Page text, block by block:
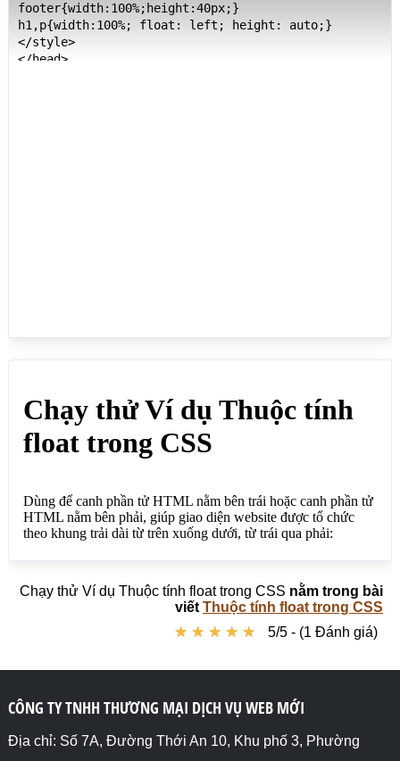
footer{width:100%;height:40px;}
h1,p{width:100%; float: left; height: auto;}
</style>
</head>
(float:left;)&lt;/footer>
</body>
</html>
Chạy thử Ví dụ Thuộc tính float trong CSS nằm trong bài
viết Thuộc tính float trong CSS
★ ★ ★ ★ ★
★ ★ ★ ★ ★ 5/5 - (1 Đánh giá)
CÔNG TY TNHH THƯƠNG MẠI DỊCH VỤ WEB MỚI
Địa chỉ: Số 7A, Đường Thới An 10, Khu phố 3, Phường